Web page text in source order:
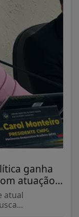
ganha
atuação...
atual